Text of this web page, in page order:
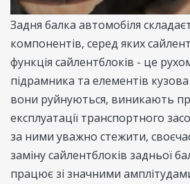
Задня балка автомобіля
компонентів, серед яких
функція сайлентблоків - це
підрамника та елементів кузова
вони руйнуються, виникають
експлуатації транспортного
за ними уважно стежити,
заміну сайлентблоків задньої
працює зі значними